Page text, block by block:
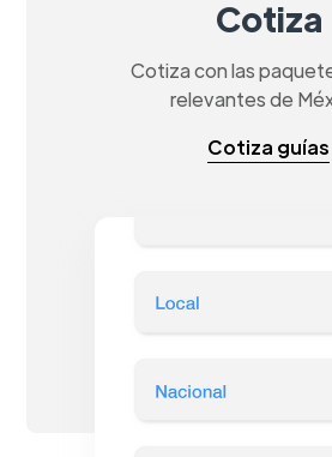
Cotiza
Cotiza con las
relevantes de
Cotiza guías